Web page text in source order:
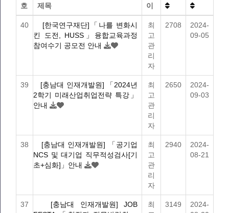
호
제목
이
40
[한국연구재단]「나를 변화시
킨 도전, HUSS」융합교육과정
참여수기 공모전 안내
최
고
관
리
자
2708
2024-
09-05
39
[충남대 인재개발원] 「2024년
2학기 미래산업취업전략 특강」
안내
최
고
관
리
자
2650
2024-
09-03
38
[충남대 인재개발원] 「공기업
NCS 및 대기업 직무적성검사[기
초+심화]」안내
최
고
관
리
자
2940
2024-
08-21
37
[충남대 인재개발원] JOB
최
3149
2024-